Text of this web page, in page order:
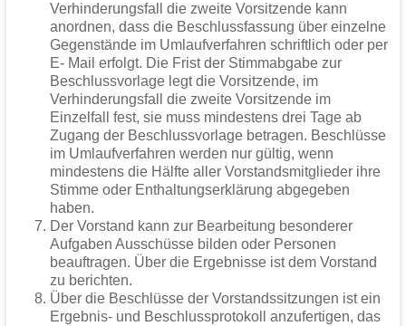
Verhinderungsfall die zweite Vorsitzende kann
anordnen, dass die Beschlussfassung über einzelne
Gegenstände im Umlaufverfahren schriftlich oder per
E- Mail erfolgt. Die Frist der Stimmabgabe zur
Beschlussvorlage legt die Vorsitzende, im
Verhinderungsfall die zweite Vorsitzende im
Einzelfall fest, sie muss mindestens drei Tage ab
Zugang der Beschlussvorlage betragen. Beschlüsse
im Umlaufverfahren werden nur gültig, wenn
mindestens die Hälfte aller Vorstandsmitglieder ihre
Stimme oder Enthaltungserklärung abgegeben
haben.
Der Vorstand kann zur Bearbeitung besonderer
Aufgaben Ausschüsse bilden oder Personen
beauftragen. Über die Ergebnisse ist dem Vorstand
zu berichten.
Über die Beschlüsse der Vorstandssitzungen ist ein
Ergebnis- und Beschlussprotokoll anzufertigen, das